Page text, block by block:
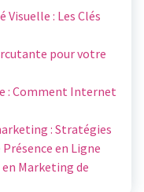
: Les Clés
pour votre
: Comment Internet
: Stratégies
en Ligne
en Marketing de